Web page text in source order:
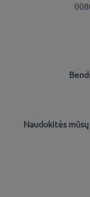
Naudokitės